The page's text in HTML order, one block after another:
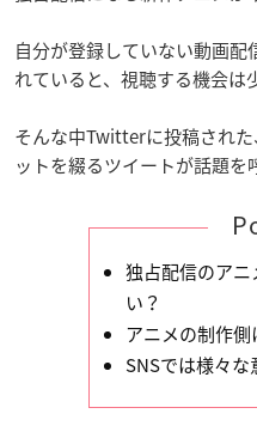
自分が登録していない動画
れていると、視聴する機会は
そんな中Twitterに投稿され
ットを綴るツイートが話題を
独占配信のア
い？
アニメの制作
SNSでは様々な